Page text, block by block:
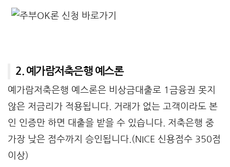
2. 예가람저축은행 예스론
예가람저축은행 예스론은 비상금대출로 1금융권 못지
않은 저금리가 적용됩니다. 거래가 없는 고객이라도 본
인 인증만 하면 대출을 받을 수 있습니다. 저축은행 중
가장 낮은 점수까지 승인됩니다.(NICE 신용점수 350점
이상)